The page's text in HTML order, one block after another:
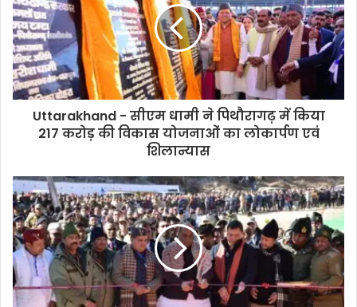
Uttarakhand - सीएम धामी ने पिथौरागढ़ में किया
217 करोड़ की विकास योजनाओं का लोकार्पण एवं
शिलान्यास